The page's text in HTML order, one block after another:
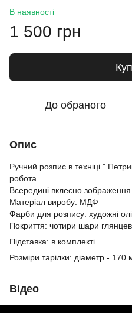
В наявності
1 500 грн
До обраного
Опис
Ручний розпис в техніці "
робота.
Всередині вклеєно
Матеріал виробу: МДФ
Фарби для розпису: художні
Покриття: чотири шари
Підставка: в комплекті
Розміри тарілки: діаметр - 170
Відео